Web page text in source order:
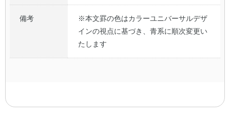
備考
※本文罫の色はカラーユニバーサルデザ
インの視点に基づき、青系に順次変更い
たします